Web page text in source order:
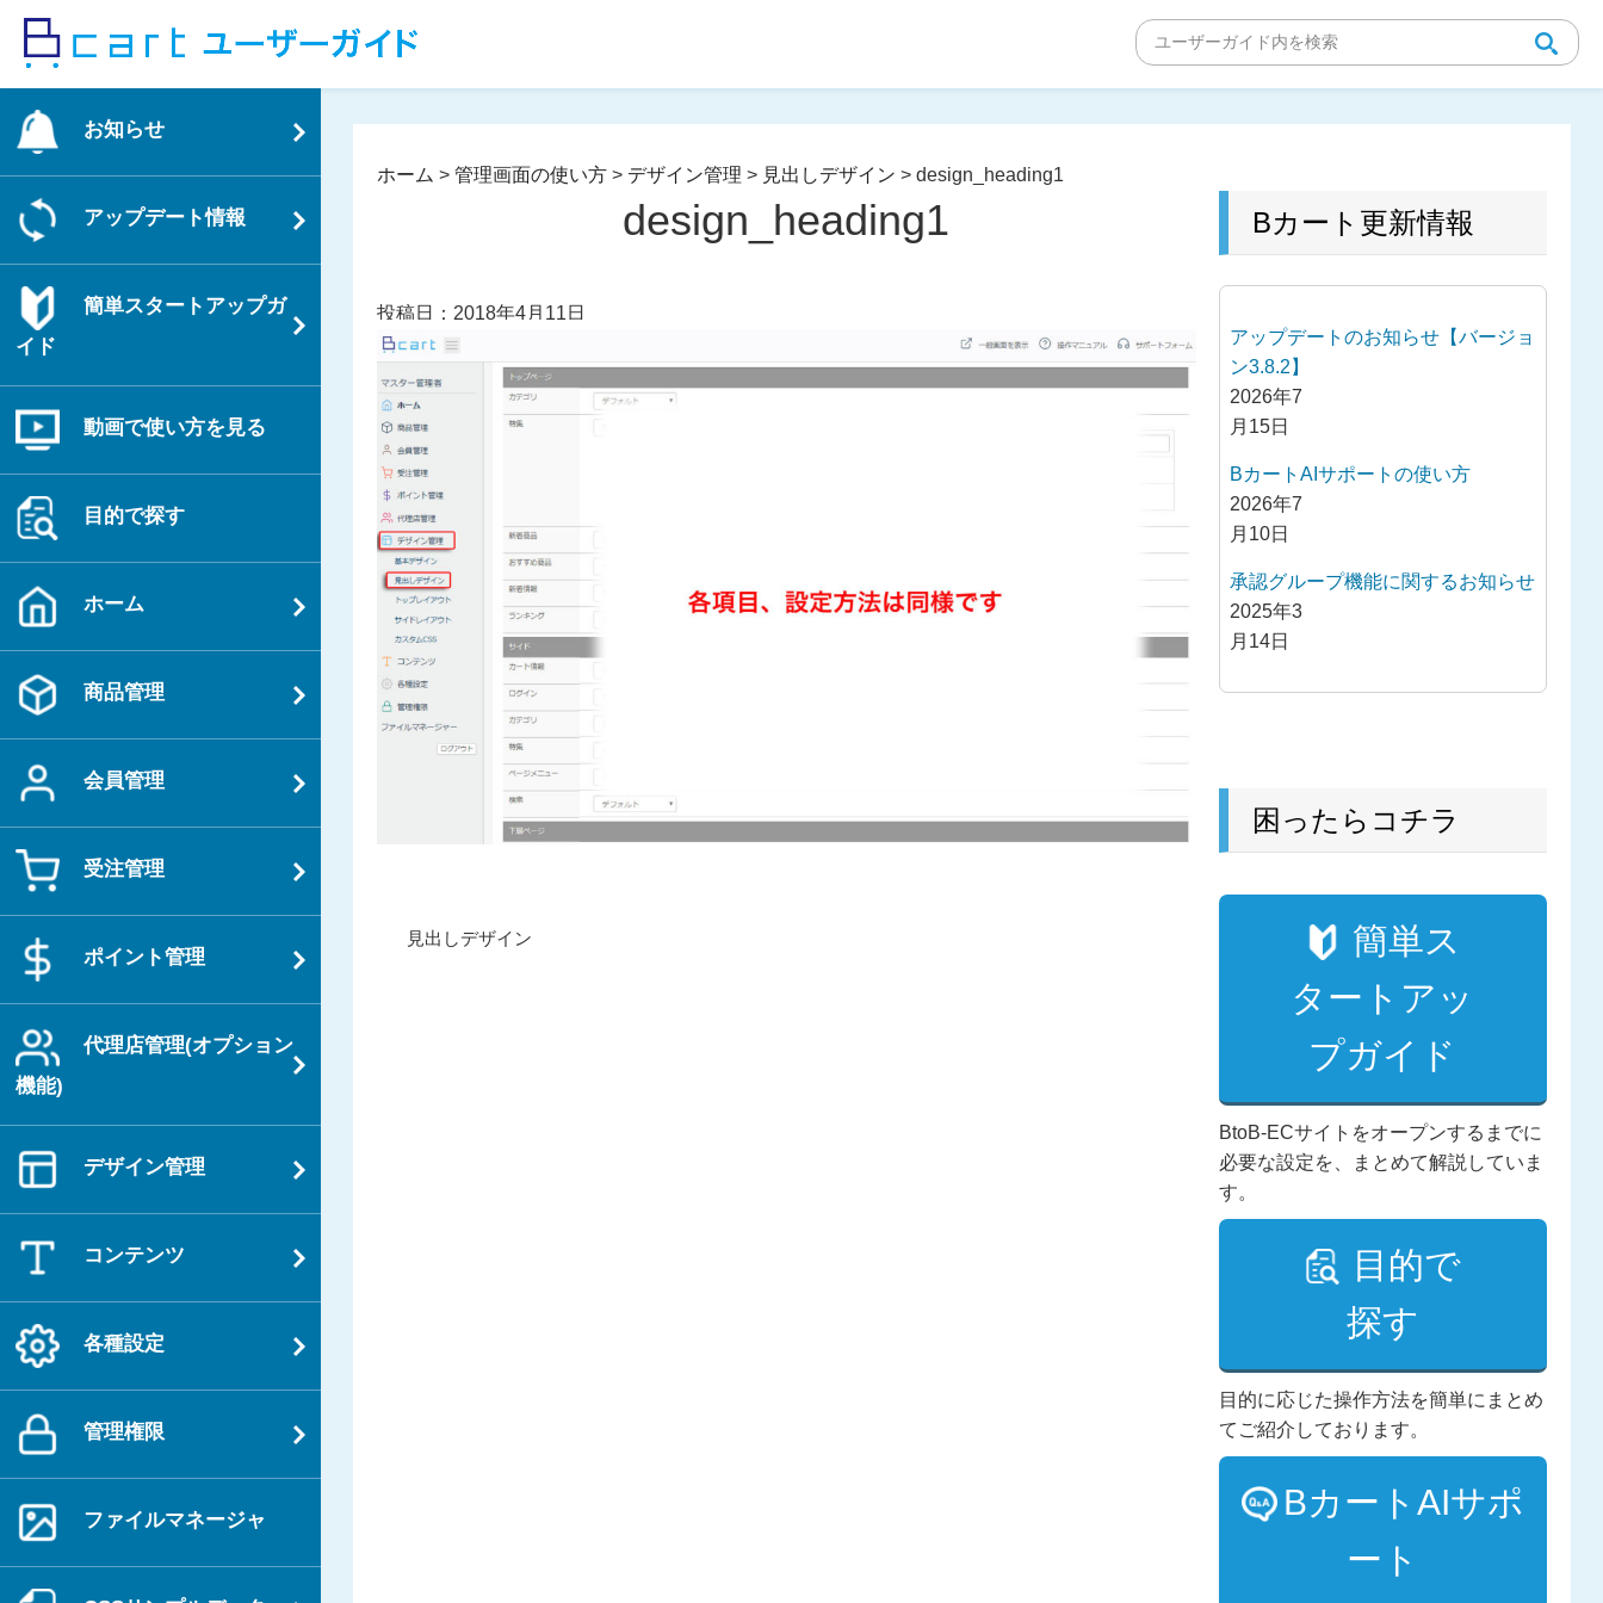
ッ
お知らせ
アップデート情報
簡単スタートアップガ
イド
動画で使い方を見る
目的で探す
ホーム
商品管理
会員管理
受注管理
ポイント管理
代理店管理(オプション
機能)
デザイン管理
コンテンツ
各種設定
管理権限
ファイルマネージャ
ホーム >管理画面の使い方 > デザイン管理 > 見出しデザイン >design_heading1
design_heading1
投稿日：2018年4月11日
過
見出しデザイン
Bカート更新情報
アップデートのお知らせ【バージョ
ン3.8.2】
2026年7
月15日
BカートAIサポートの使い方
2026年7
月10日
承認グループ機能に関するお知らせ
2025年3
月14日
困ったらコチラ
簡単ス
タートアッ
プガイド
BtoB-ECサイトをオープンするまでに
必要な設定を、まとめて解説していま
す。
目的で
探す
目的に応じた操作方法を簡単にまとめ
てご紹介しております。
BカートAIサポ
ート